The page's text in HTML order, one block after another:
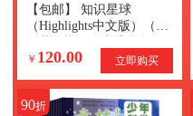
【包邮】 知识星球
（Highlights中文版）（1
+赠送AI阅读助手+AI知识
￥ 120.00 立即购买
90折